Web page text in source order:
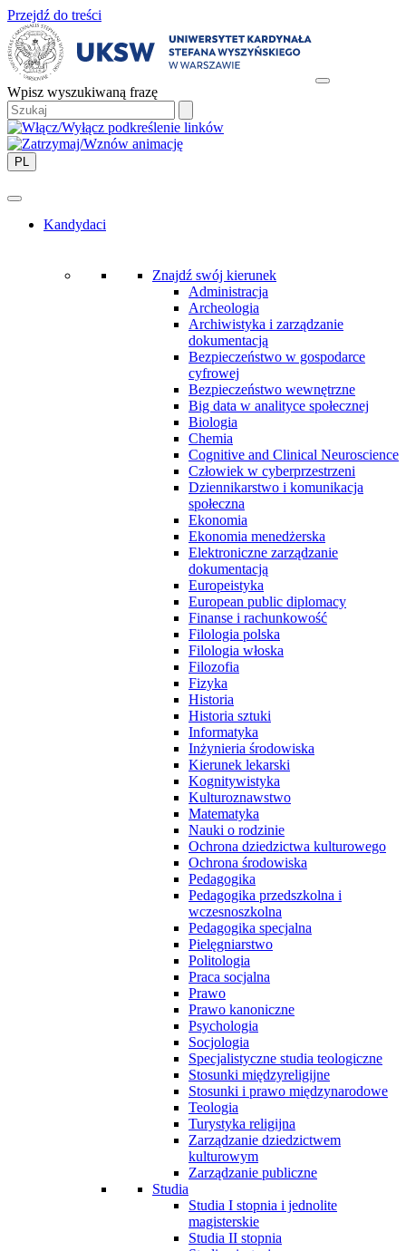
Przejdź do treści
Wpisz wyszukiwaną frazę
PL
Kandydaci
Znajdź swój kierunek
Administracja
Archeologia
Archiwistyka i zarządzanie
dokumentacją
Bezpieczeństwo w gospodarce
cyfrowej
Bezpieczeństwo wewnętrzne
Big data w analityce społecznej
Biologia
Chemia
Cognitive and Clinical Neuroscience
Człowiek w cyberprzestrzeni
Dziennikarstwo i komunikacja
społeczna
Ekonomia
Ekonomia menedżerska
Elektroniczne zarządzanie
dokumentacją
Europeistyka
European public diplomacy
Finanse i rachunkowość
Filologia polska
Filologia włoska
Filozofia
Fizyka
Historia
Historia sztuki
Informatyka
Inżynieria środowiska
Kierunek lekarski
Kognitywistyka
Kulturoznawstwo
Matematyka
Nauki o rodzinie
Ochrona dziedzictwa kulturowego
Ochrona środowiska
Pedagogika
Pedagogika przedszkolna i
wczesnoszkolna
Pedagogika specjalna
Pielęgniarstwo
Politologia
Praca socjalna
Prawo
Prawo kanoniczne
Psychologia
Socjologia
Specjalistyczne studia teologiczne
Stosunki międzyreligijne
Stosunki i prawo międzynarodowe
Teologia
Turystyka religijna
Zarządzanie dziedzictwem
kulturowym
Zarządzanie publiczne
Studia
Studia I stopnia i jednolite
magisterskie
Studia II stopnia